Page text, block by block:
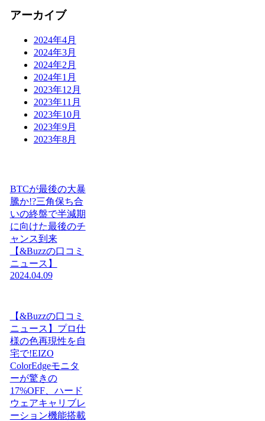
アーカイブ
2024年4月
2024年3月
2024年2月
2024年1月
2023年12月
2023年11月
2023年10月
2023年9月
2023年8月
BTCが最後の大暴
騰か!?三角保ち合
いの終盤で半減期
に向けた最後のチ
ャンス到来
【&Buzzの口コミ
ニュース】
2024.04.09
【&Buzzの口コミ
ニュース】プロ仕
様の色再現性を自
宅で!EIZO
ColorEdgeモニタ
ーが驚きの
17%OFF、ハード
ウェアキャリブレ
ーション機能搭載